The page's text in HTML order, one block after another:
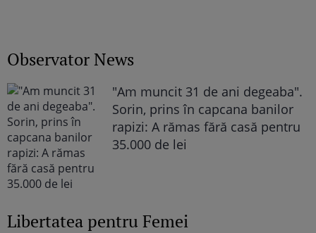
Observator News
"Am muncit 31 de ani degeaba".
Sorin, prins în capcana banilor
rapizi: A rămas fără casă pentru
35.000 de lei
Libertatea pentru Femei